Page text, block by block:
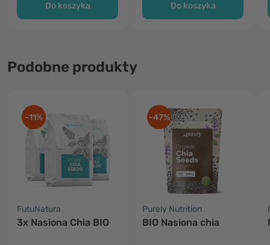
Do koszyka Do koszyka
Podobne produkty
-11%
FutuNatura
3x Nasiona Chia BIO
-47%
Purely Nutrition
BIO Nasiona chia